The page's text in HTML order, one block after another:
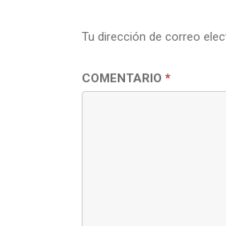
Tu dirección de correo
COMENTARIO *